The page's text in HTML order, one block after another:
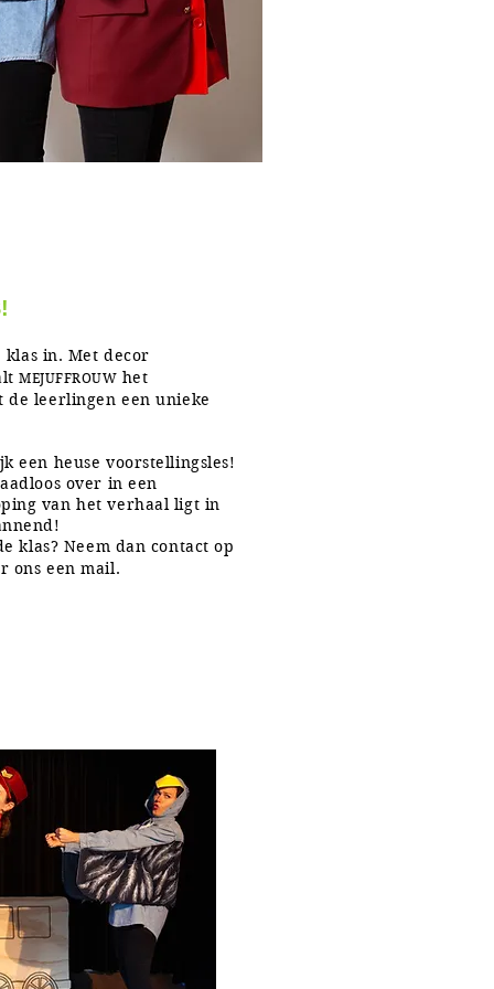
in. Met decor
MEJUFFROUW het
leerlingen een unieke
een heuse voorstellingsles!
over in een
van het verhaal ligt in
klas? Neem dan contact op
ons een mail.